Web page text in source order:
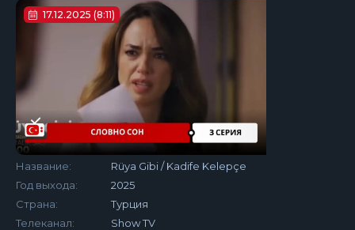
17.12.2025 (8:11)
Название:
Rüya Gibi / Kadife Kelepçe
Год выхода:
2025
Страна:
Турция
Телеканал:
Show TV